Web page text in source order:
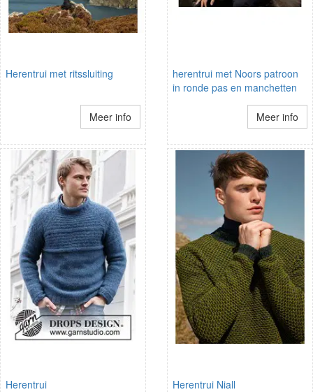
Herentrui met ritssluiting
Meer info
herentrui met Noors patroon
in ronde pas en manchetten
Meer info
Herentrui Herentrui Niall